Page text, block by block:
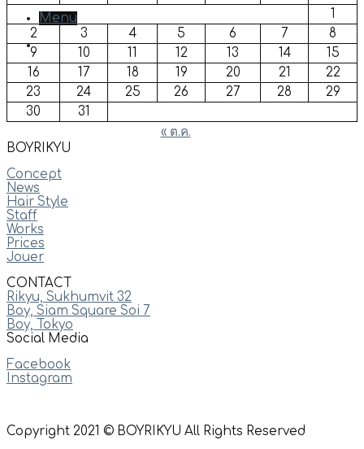
Menu
1
2
3 4 5 6 7
8
9
10 11 12 13 14
15
16
17 18 19 20 21
22
23
24 25 26 27 28
29
30
31
« ต.ค.
BOYRIKYU
Concept
News
Hair Style
Staff
Works
Prices
Jouer
CONTACT
Rikyu, Sukhumvit 32
Boy, Siam Square Soi 7
Boy, Tokyo
Social Media
Facebook
Instagram
Copyright 2021 © BOYRIKYU All Rights Reserved